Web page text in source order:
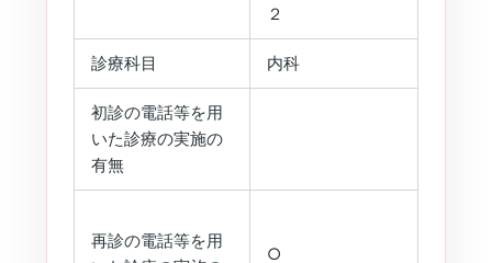
２
診療科目 内科
初診の電話等を用
いた診療の実施の
有無
再診の電話等を用
○